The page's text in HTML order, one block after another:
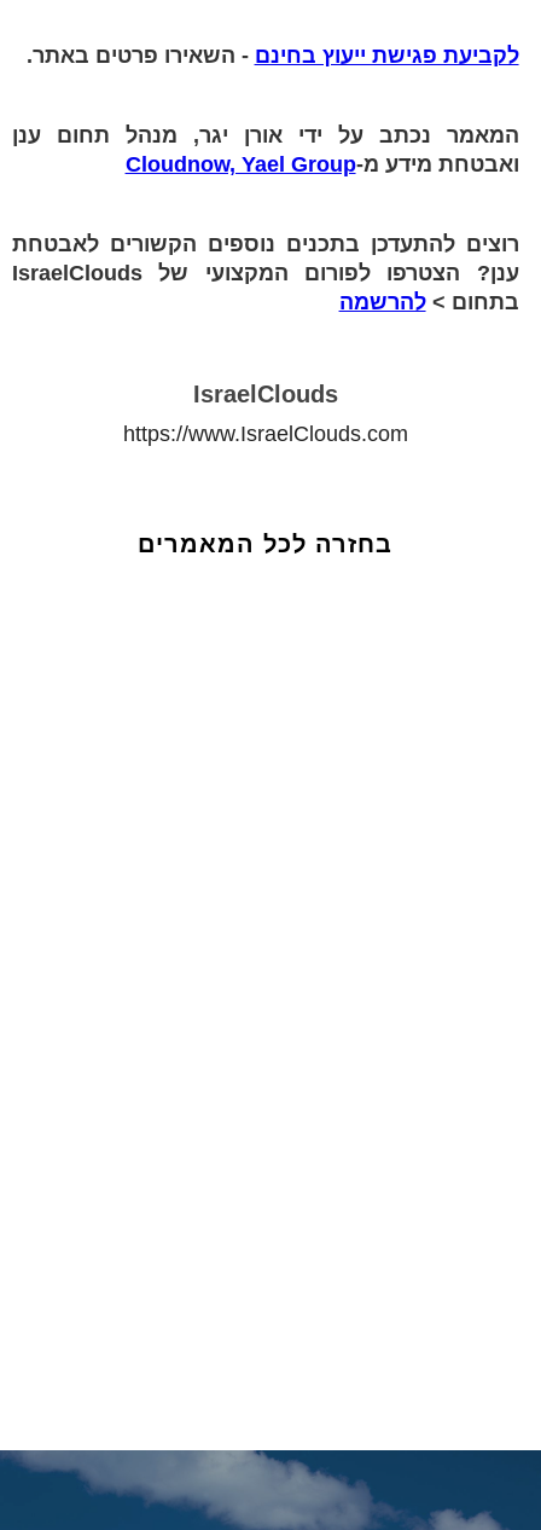
לקביעת פגישת ייעוץ בחינם - השאירו פרטים באתר.
המאמר נכתב על ידי אורן יגר, מנהל תחום ענן
ואבטחת מידע מ-Cloudnow, Yael Group
רוצים להתעדכן בתכנים נוספים הקשורים לאבטחת
ענן? הצטרפו לפורום המקצועי של IsraelClouds
בתחום >להרשמה
IsraelClouds
https://www.IsraelClouds.com
בחזרה לכל המאמרים